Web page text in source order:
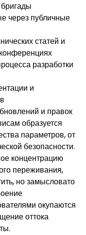
через публичные
статей и
разработки
и
и правок
образуется
параметров, от
безопасности.
концентрацию
переживания,
но замысловато
окупаются
оттока